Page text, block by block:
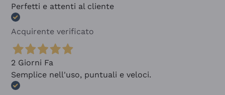
Perfetti e attenti al cliente
Acquirente verificato
2 Giorni Fa
Semplice nell'uso, puntuali e veloci.